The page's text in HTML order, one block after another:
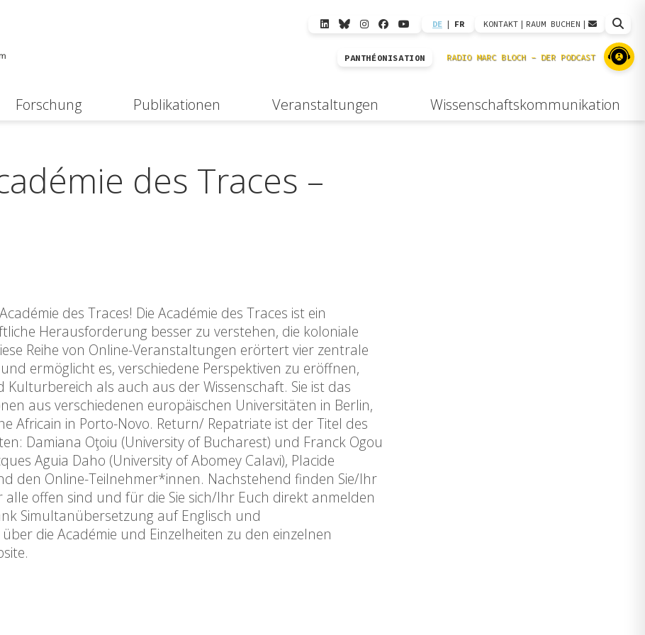
DE | FR KONTAKT | RAUM BUCHEN |
PANTHÉONISATION
Forschung Publikationen Veranstaltungen Wissenschaftskommunikation
des Traces –
des Traces! Die Académie des Traces ist ein
Herausforderung besser zu verstehen, die koloniale
Reihe von Online-Veranstaltungen erörtert vier zentrale
ermöglicht es, verschiedene Perspektiven zu eröffnen,
als auch aus der Wissenschaft. Sie ist das
aus verschiedenen europäischen Universitäten in Berlin,
Africain in Porto-Novo. Return/ Repatriate ist der Titel des
Damiana Oţoiu (University of Bucharest) und Franck Ogou
Aguia Daho (University of Abomey Calavi), Placide
den Online-Teilnehmer*innen. Nachstehend finden Sie/Ihr
offen sind und für die Sie sich/Ihr Euch direkt anmelden
Simultanübersetzung auf Englisch und
die Académie und Einzelheiten zu den einzelnen